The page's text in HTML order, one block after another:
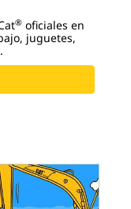
® oficiales en
juguetes,